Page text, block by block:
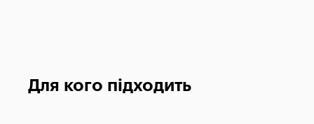
Для кого підходить